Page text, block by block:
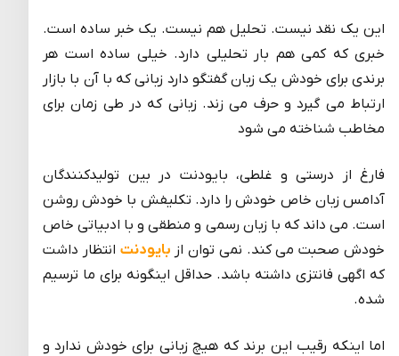
این یک نقد نیست. تحلیل هم نیست. یک خبر ساده است.
خبری که کمی هم بار تحلیلی دارد. خیلی ساده است هر
برندی برای خودش یک زبان گفتگو دارد زبانی که با آن با بازار
ارتباط می گیرد و حرف می زند. زبانی که در طی زمان برای
مخاطب شناخته می شود
فارغ از درستی و غلطی، بایودنت در بین تولیدکنندگان
آدامس زبان خاص خودش را دارد. تکلیفش با خودش روشن
است. می داند که با زبان رسمی و منطقی و با ادبیاتی خاص
خودش صحبت می کند. نمی توان از بایودنت انتظار داشت
که اگهی فانتزی داشته باشد. حداقل اینگونه برای ما ترسیم
شده.
اما اینکه رقیب این برند که هیچ زبانی برای خودش ندارد و